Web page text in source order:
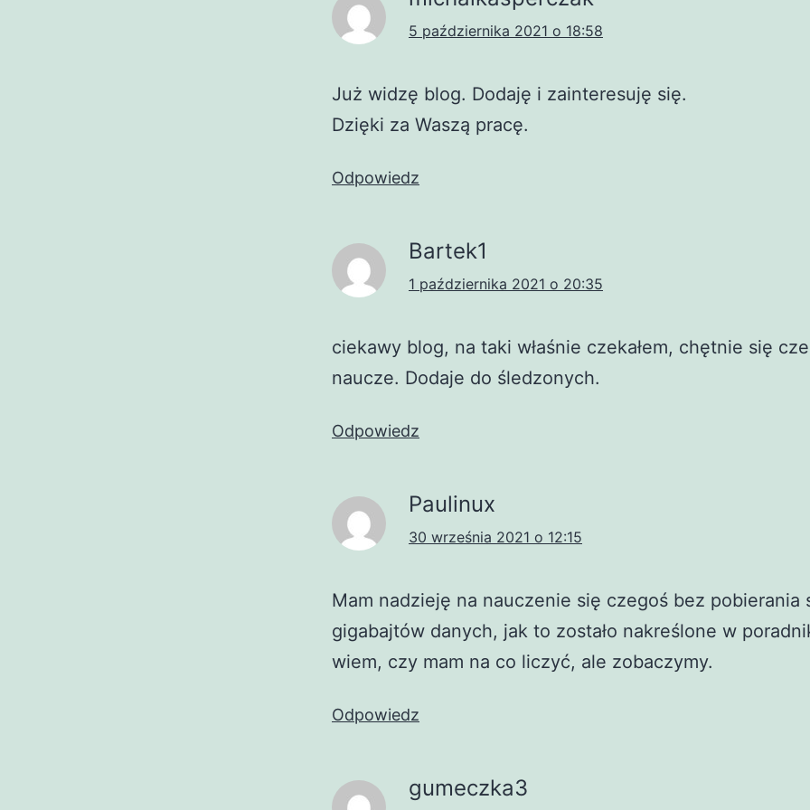
5 października 2021 o 18:58
Już widzę blog. Dodaję i zainteresuję się.
Dzięki za Waszą pracę.
Odpowiedz
Bartek1
1 października 2021 o 20:35
ciekawy blog, na taki właśnie czekałem, chętnie się
naucze. Dodaje do śledzonych.
Odpowiedz
Paulinux
30 września 2021 o 12:15
Mam nadzieję na nauczenie się czegoś bez pobierania
gigabajtów danych, jak to zostało nakreślone w
wiem, czy mam na co liczyć, ale zobaczymy.
Odpowiedz
gumeczka3